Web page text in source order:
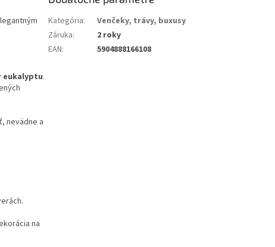
eukalyptu.
nevädne a
na
Kategória:
Venčeky, trávy, buxusy
Záruka:
2 roky
EAN: 5904888166108